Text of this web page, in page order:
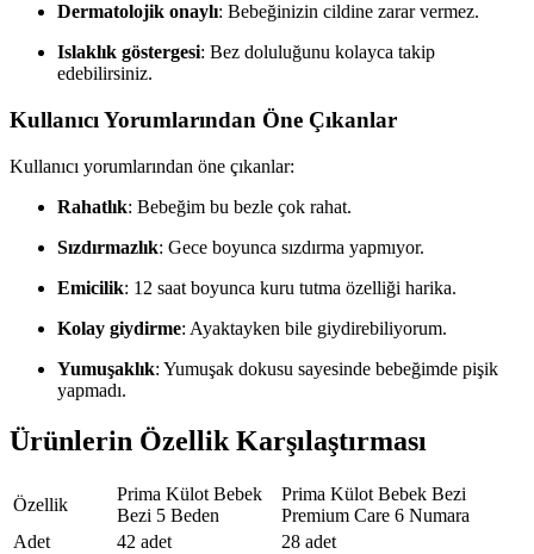
Dermatolojik onaylı: Bebeğinizin cildine zarar vermez.
Islaklık göstergesi: Bez doluluğunu kolayca takip
edebilirsiniz.
Kullanıcı Yorumlarından Öne Çıkanlar
Kullanıcı yorumlarından öne çıkanlar:
Rahatlık: Bebeğim bu bezle çok rahat.
Sızdırmazlık: Gece boyunca sızdırma yapmıyor.
Emicilik: 12 saat boyunca kuru tutma özelliği harika.
Kolay giydirme: Ayaktayken bile giydirebiliyorum.
Yumuşaklık: Yumuşak dokusu sayesinde bebeğimde pişik
yapmadı.
Ürünlerin Özellik Karşılaştırması
Özellik
Prima Külot Bebek
Bezi 5 Beden
Prima Külot Bebek Bezi
Premium Care 6 Numara
Adet
42 adet
28 adet